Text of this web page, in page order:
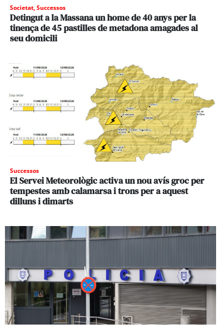
Societat,Successos
Detingut a la Massana un home de 40 anys per la
tinença de 45 pastilles de metadona amagades al
seu domicili
Successos
El Servei Meteorològic activa un nou avís groc per
tempestes amb calamarsa i trons per a aquest
dilluns i dimarts